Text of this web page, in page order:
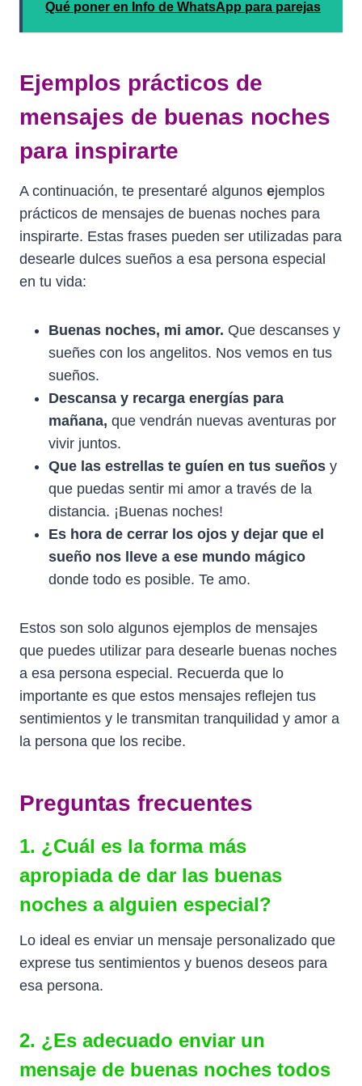
Qué poner en Info de WhatsApp para parejas
Ejemplos prácticos de
mensajes de buenas noches
para inspirarte
A continuación, te presentaré algunos ejemplos
prácticos de mensajes de buenas noches para
inspirarte. Estas frases pueden ser utilizadas para
desearle dulces sueños a esa persona especial
en tu vida:
Buenas noches, mi amor. Que descanses y
sueñes con los angelitos. Nos vemos en tus
sueños.
Descansa y recarga energías para
mañana, que vendrán nuevas aventuras por
vivir juntos.
Que las estrellas te guíen en tus sueños y
que puedas sentir mi amor a través de la
distancia. ¡Buenas noches!
Es hora de cerrar los ojos y dejar que el
sueño nos lleve a ese mundo mágico
donde todo es posible. Te amo.
Estos son solo algunos ejemplos de mensajes
que puedes utilizar para desearle buenas noches
a esa persona especial. Recuerda que lo
importante es que estos mensajes reflejen tus
sentimientos y le transmitan tranquilidad y amor a
la persona que los recibe.
Preguntas frecuentes
1. ¿Cuál es la forma más
apropiada de dar las buenas
noches a alguien especial?
Lo ideal es enviar un mensaje personalizado que
exprese tus sentimientos y buenos deseos para
esa persona.
2. ¿Es adecuado enviar un
mensaje de buenas noches todos